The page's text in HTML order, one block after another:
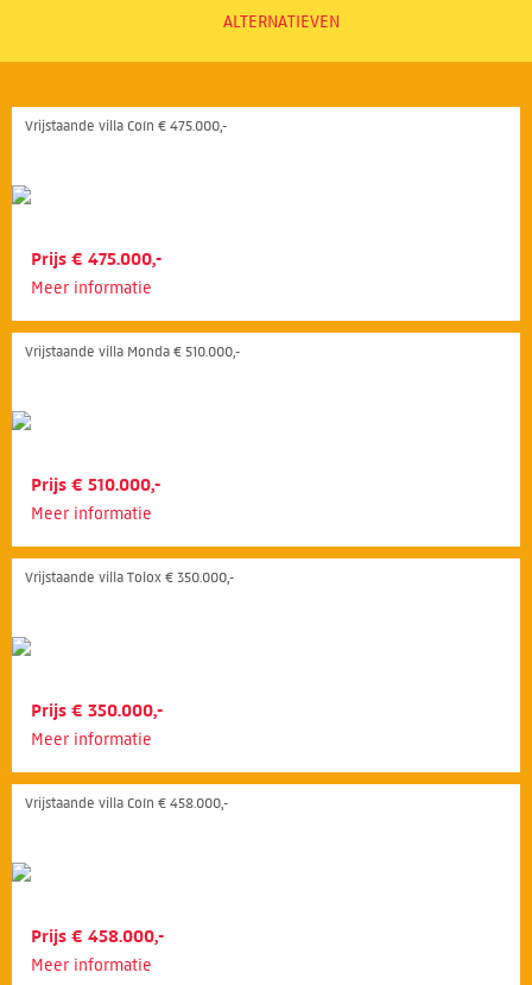
ALTERNATIEVEN
Vrijstaande villa Coín € 475.000,-
Prijs € 475.000,-
Meer informatie
Vrijstaande villa Monda € 510.000,-
Prijs € 510.000,-
Meer informatie
Vrijstaande villa Tolox € 350.000,-
Prijs € 350.000,-
Meer informatie
Vrijstaande villa Coín € 458.000,-
Prijs € 458.000,-
Meer informatie